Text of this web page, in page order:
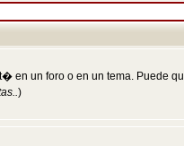
un foro o en un tema. Puede
)